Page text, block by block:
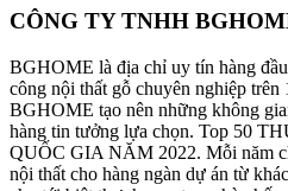
CÔNG TY TNHH
BGHOME là địa chỉ uy tín hàng
công nội thất gỗ chuyên nghiệp trên
BGHOME tạo nên những không
hàng tin tưởng lựa chọn. Top 50
QUỐC GIA NĂM 2022. Mỗi năm
nội thất cho hàng ngàn dự án từ